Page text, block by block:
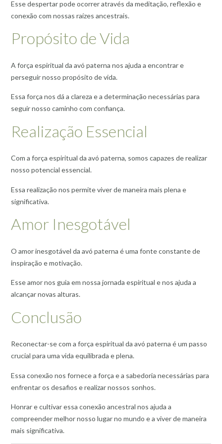
Esse despertar pode ocorrer através da meditação, reflexão e
conexão com nossas raízes ancestrais.
Propósito de Vida
A força espiritual da avó paterna nos ajuda a encontrar e
perseguir nosso propósito de vida.
Essa força nos dá a clareza e a determinação necessárias para
seguir nosso caminho com confiança.
Realização Essencial
Com a força espiritual da avó paterna, somos capazes de realizar
nosso potencial essencial.
Essa realização nos permite viver de maneira mais plena e
significativa.
Amor Inesgotável
O amor inesgotável da avó paterna é uma fonte constante de
inspiração e motivação.
Esse amor nos guia em nossa jornada espiritual e nos ajuda a
alcançar novas alturas.
Conclusão
Reconectar-se com a força espiritual da avó paterna é um passo
crucial para uma vida equilibrada e plena.
Essa conexão nos fornece a força e a sabedoria necessárias para
enfrentar os desafios e realizar nossos sonhos.
Honrar e cultivar essa conexão ancestral nos ajuda a
compreender melhor nosso lugar no mundo e a viver de maneira
mais significativa.